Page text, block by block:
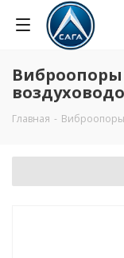
Главная - Виброопоры